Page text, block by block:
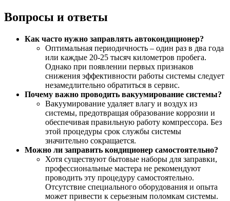
Вопросы и ответы
Как часто нужно заправлять автокондиционер?
Оптимальная периодичность – один раз в два года
или каждые 20-25 тысяч километров пробега.
Однако при появлении первых признаков
снижения эффективности работы системы следует
незамедлительно обратиться в сервис.
Почему важно проводить вакуумирование системы?
Вакуумирование удаляет влагу и воздух из
системы, предотвращая образование коррозии и
обеспечивая правильную работу компрессора. Без
этой процедуры срок службы системы
значительно сокращается.
Можно ли заправить кондиционер самостоятельно?
Хотя существуют бытовые наборы для заправки,
профессиональные мастера не рекомендуют
проводить эту процедуру самостоятельно.
Отсутствие специального оборудования и опыта
может привести к серьезным поломкам системы.